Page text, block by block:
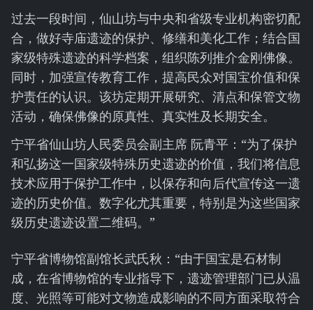
过去一段时间，仙山坊与中央和省级专业机构密切配
合，做好寺庙遗迹的保护、修缮和美化工作；结合国
家级特殊遗迹的科学档案，组织陈列推介金刚佛像。
同时，加强宣传教育工作，提高民众对国宝价值和保
护责任的认识。该坊定期开展研究、清点和保管文物
活动，确保佛像的原真性、真实性及长期安全。
宁平省仙山坊人民委员会副主席 阮青平：“为了保护
和弘扬这一国家级特殊历史遗迹的价值，我们将信息
技术应用于保护工作中，以保存和向后代宣传这一遗
迹的历史价值。数字化尤其重要，特别是为这些国家
级历史遗迹设置二维码。”
宁平省博物馆副馆长武氏秋：“由于国宝是石材制
成，在省博物馆的专业指导下，遗迹管理部门已从温
度、光照等可能对文物造成影响的不同方面采取符合